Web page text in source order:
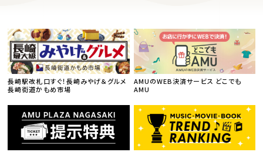
長崎駅改札口すぐ！長崎みやげ＆グルメ
長崎街道かもめ市場
AMUのWEB決済サービス どこでも
AMU